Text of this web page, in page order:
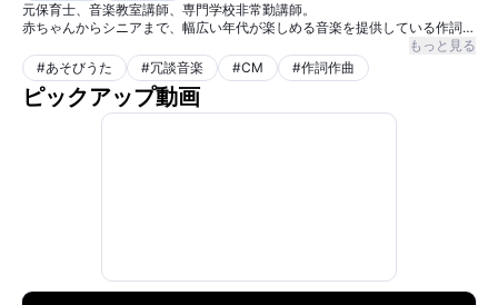
元保育士、音楽教室講師、専門学校非常勤講師。
赤ちゃんからシニアまで、幅広い年代が楽しめる音楽を提供している作詞作
もっと見る
#あそびうた #冗談音楽 #CM #作詞作曲
ピックアップ動画